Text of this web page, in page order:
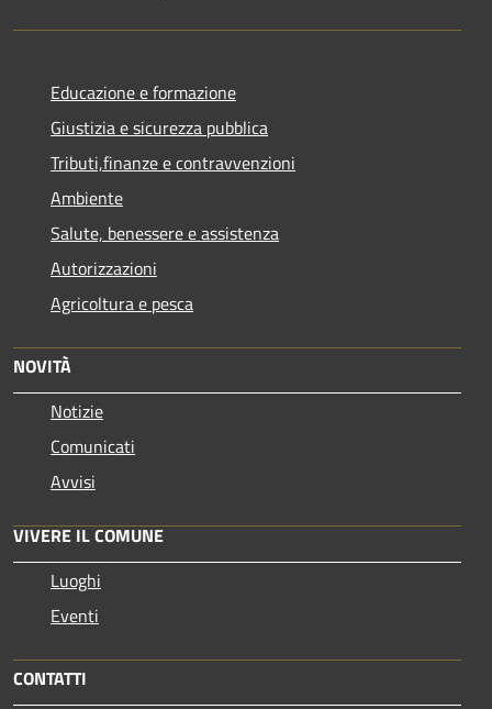
Educazione e formazione
Giustizia e sicurezza pubblica
Tributi,finanze e contravvenzioni
Ambiente
Salute, benessere e assistenza
Autorizzazioni
Agricoltura e pesca
NOVITÀ
Notizie
Comunicati
Avvisi
VIVERE IL COMUNE
Luoghi
Eventi
CONTATTI